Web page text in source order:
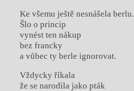
Ke všemu ještě nesnášela berlu.
Šlo o princip
vynést ten nákup
bez francky
a vůbec ty berle ignorovat.
Vždycky říkala
že se narodila jako pták